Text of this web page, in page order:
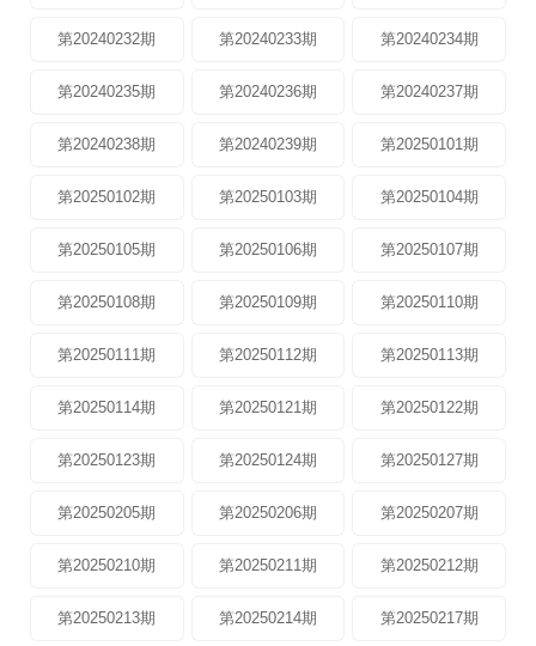
第20240232期 第20240233期 第20240234期
第20240235期 第20240236期 第20240237期
第20240238期 第20240239期 第20250101期
第20250102期 第20250103期 第20250104期
第20250105期 第20250106期 第20250107期
第20250108期 第20250109期 第20250110期
第20250111期 第20250112期 第20250113期
第20250114期 第20250121期 第20250122期
第20250123期 第20250124期 第20250127期
第20250205期 第20250206期 第20250207期
第20250210期 第20250211期 第20250212期
第20250213期 第20250214期 第20250217期